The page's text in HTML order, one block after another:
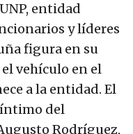
entidad
y líderes
figura en su
vehículo en el
a la entidad. El
íntimo del
Rodríguez,